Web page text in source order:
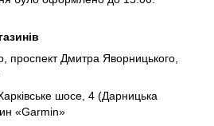
проспект Дмитра Яворницького,
шосе, 4 (Дарницька
«Garmin»